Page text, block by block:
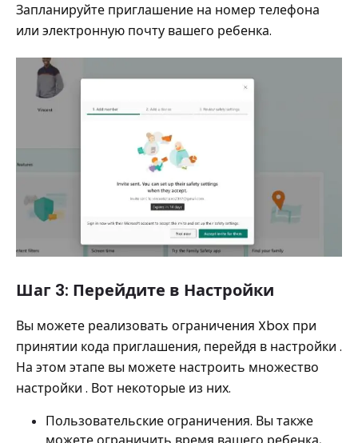
Запланируйте приглашение на номер телефона
или электронную почту вашего ребенка.
Шаг 3: Перейдите в Настройки
Вы можете реализовать ограничения Xbox при
принятии кода приглашения, перейдя в настройки .
На этом этапе вы можете настроить множество
настройки . Вот некоторые из них.
Пользовательские ограничения. Вы также